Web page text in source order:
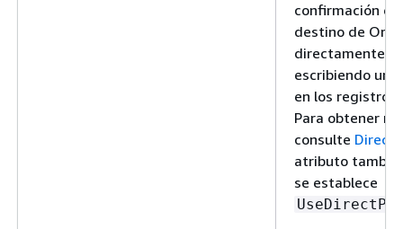
confirmación
destino de
directamente
escribiendo un
en los registros
Para obtener
consulte Direct-
atributo
se establece